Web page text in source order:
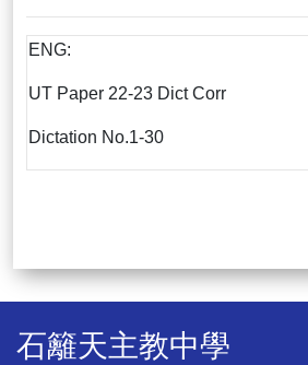
ENG:
UT Paper 22-23 Dict Corr
Dictation No.1-30
石籬天主教中學